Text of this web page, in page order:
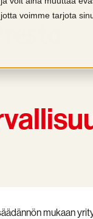
voimme tarjota
mukaan